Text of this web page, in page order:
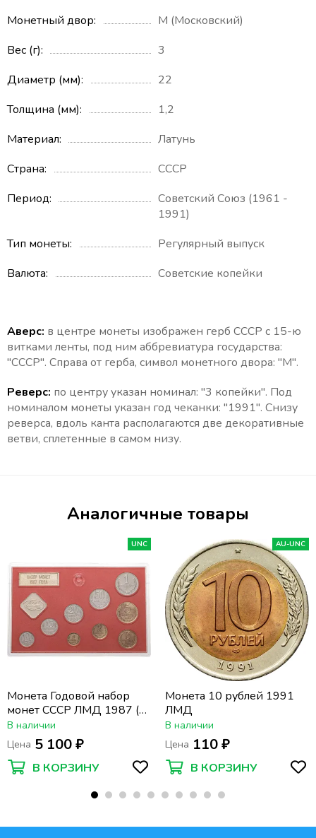
Монетный двор
М (Московский)
Вес (г)
3
Диаметр (мм)
22
Толщина (мм)
1,2
Материал
Латунь
Страна
СССР
Период
Советский Союз (1961 -
1991)
Тип монеты
Регулярный выпуск
Валюта
Советские копейки
Аверс: в центре монеты изображен герб СССР с 15-ю
витками ленты, под ним аббревиатура государства:
"СССР". Справа от герба, символ монетного двора: "М".
Реверс: по центру указан номинал: "3 копейки". Под
номиналом монеты указан год чеканки: "1991". Снизу
реверса, вдоль канта располагаются две декоративные
ветви, сплетенные в самом низу.
Аналогичные товары
UNC
Монета Годовой набор
монет СССР ЛМД 1987 (9
монет с жетоном в
жесткой упаковке)
В наличии
Цена 5 100 ₽
В КОРЗИНУ
AU-UNC
Монета 10 рублей 1991
ЛМД
В наличии
Цена 110 ₽
В КОРЗИНУ